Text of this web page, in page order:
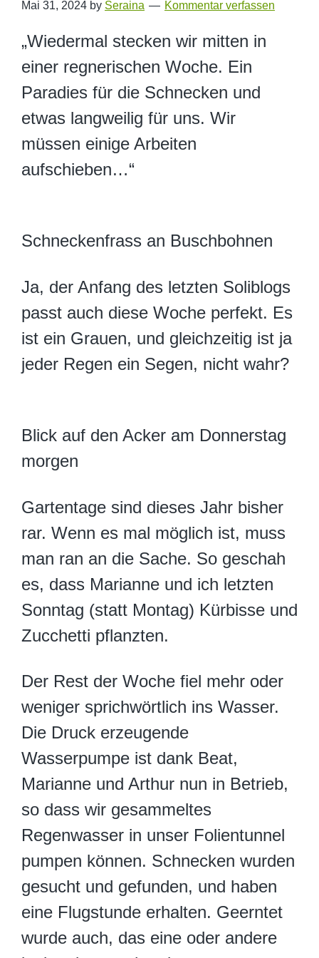
Mai 31, 2024 by Seraina Kommentar verfassen
„Wiedermal stecken wir mitten in
einer regnerischen Woche. Ein
Paradies für die Schnecken und
etwas langweilig für uns. Wir
müssen einige Arbeiten
aufschieben…“
Schneckenfrass an Buschbohnen
Ja, der Anfang des letzten Soliblogs
passt auch diese Woche perfekt. Es
ist ein Grauen, und gleichzeitig ist ja
jeder Regen ein Segen, nicht wahr?
Blick auf den Acker am Donnerstag
morgen
Gartentage sind dieses Jahr bisher
rar. Wenn es mal möglich ist, muss
man ran an die Sache. So geschah
es, dass Marianne und ich letzten
Sonntag (statt Montag) Kürbisse und
Zucchetti pflanzten.
Der Rest der Woche fiel mehr oder
weniger sprichwörtlich ins Wasser.
Die Druck erzeugende
Wasserpumpe ist dank Beat,
Marianne und Arthur nun in Betrieb,
so dass wir gesammeltes
Regenwasser in unser Folientunnel
pumpen können. Schnecken wurden
gesucht und gefunden, und haben
eine Flugstunde erhalten. Geerntet
wurde auch, das eine oder andere